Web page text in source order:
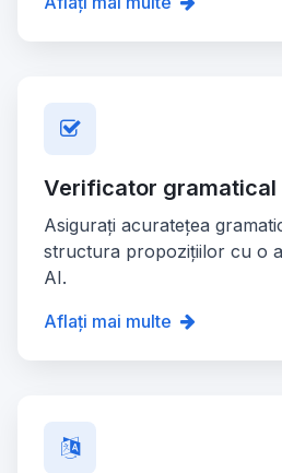
Verificator gramatical
Asigurați acuratețea
structura propozițiilor cu o
AI.
Aflați mai multe